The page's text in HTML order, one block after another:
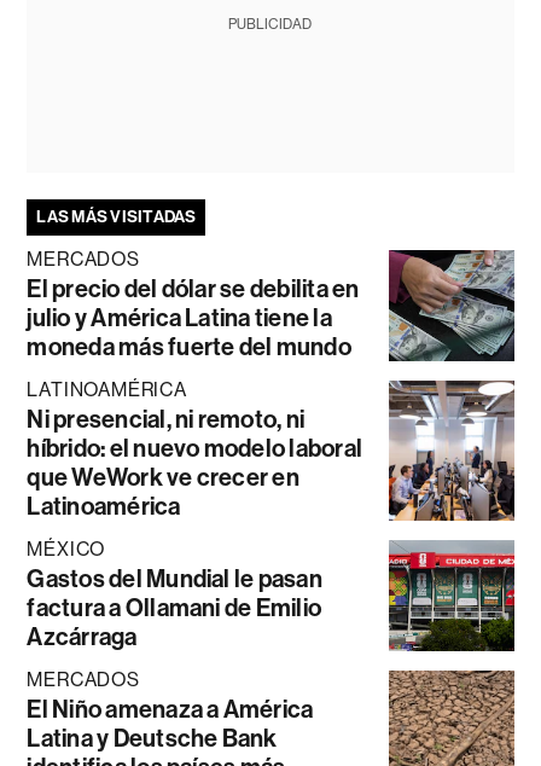
PUBLICIDAD
LAS MÁS VISITADAS
MERCADOS
El precio del dólar se debilita en
julio y América Latina tiene la
moneda más fuerte del mundo
LATINOAMÉRICA
Ni presencial, ni remoto, ni
híbrido: el nuevo modelo laboral
que WeWork ve crecer en
Latinoamérica
MÉXICO
Gastos del Mundial le pasan
factura a Ollamani de Emilio
Azcárraga
MERCADOS
El Niño amenaza a América
Latina y Deutsche Bank